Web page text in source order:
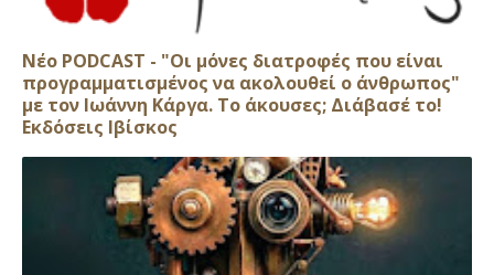
Νέο PODCAST - "Οι μόνες διατροφές που είναι
προγραμματισμένος να ακολουθεί ο άνθρωπος"
με τον Ιωάννη Κάργα. Το άκουσες; Διάβασέ το!
Εκδόσεις Ιβίσκος